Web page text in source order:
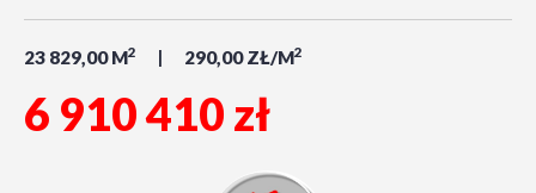
23 829,00 M2 290,00 ZŁ/M2
6 910 410 zł